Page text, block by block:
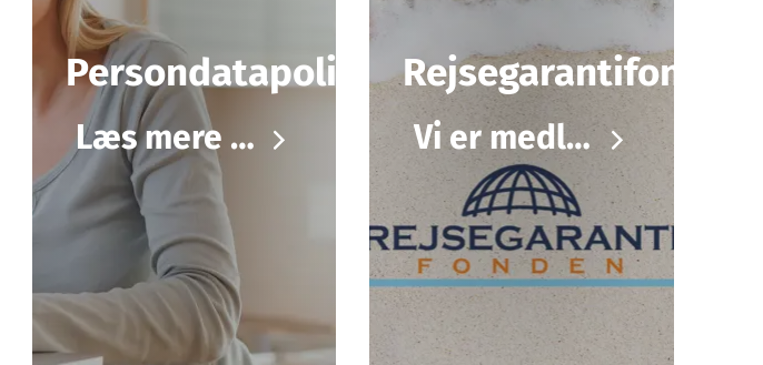
Persondatapolitik
Læs mere her
Rejsegarantifonden
Vi er medlem